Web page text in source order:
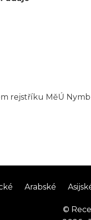
rejstříku MěÚ
Arabské
©